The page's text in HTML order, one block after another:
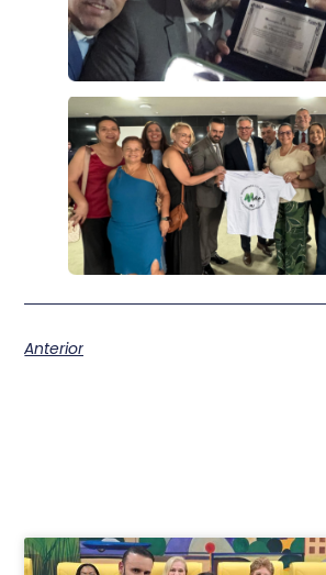
Anterior